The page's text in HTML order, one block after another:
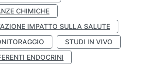
CHIMICHE
IMPATTO SULLA SALUTE
STUDI IN VIVO
ENDOCRINI